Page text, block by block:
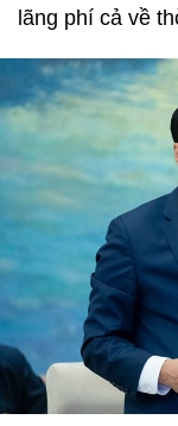
lãng phí cả về